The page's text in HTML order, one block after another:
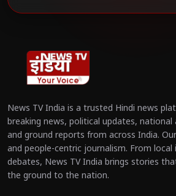
News TV India is a trusted Hindi news
breaking news, political updates,
and ground reports from across India.
and people-centric journalism. From
debates, News TV India brings stories
the ground to the nation.